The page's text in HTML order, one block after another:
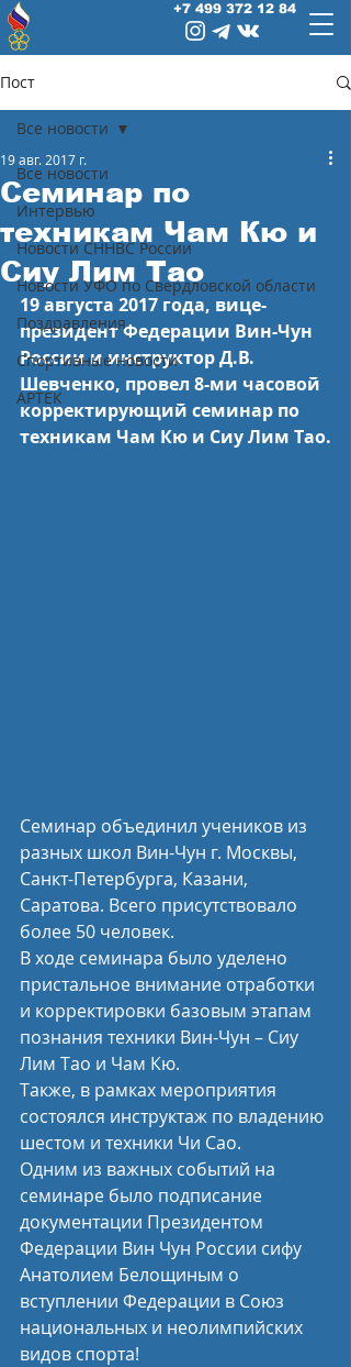
+7 499 372 12 84
Пост
Все новости
Интервью
Новости СННВС России
Новости УФО по Свердловской области
Поздравления
Спортивные новости
АРТЕК
Все новости
Семинар по
техникам Чам Кю и
Сиу Лим Тао
19 авг. 2017 г.
19 августа 2017 года, вице-
президент Федерации Вин-Чун
России и инструктор Д.В.
Шевченко, провел 8-ми часовой
корректирующий семинар по
техникам Чам Кю и Сиу Лим Тао.
Семинар объединил учеников из
разных школ Вин-Чун г. Москвы,
Санкт-Петербурга, Казани,
Саратова. Всего присутствовало
более 50 человек.
В ходе семинара было уделено
пристальное внимание отработки
и корректировки базовым этапам
познания техники Вин-Чун – Сиу
Лим Тао и Чам Кю.
Также, в рамках мероприятия
состоялся инструктаж по владению
шестом и техники Чи Сао.
Одним из важных событий на
семинаре было подписание
документации Президентом
Федерации Вин Чун России сифу
Анатолием Белощиным о
вступлении Федерации в Союз
национальных и неолимпийских
видов спорта!